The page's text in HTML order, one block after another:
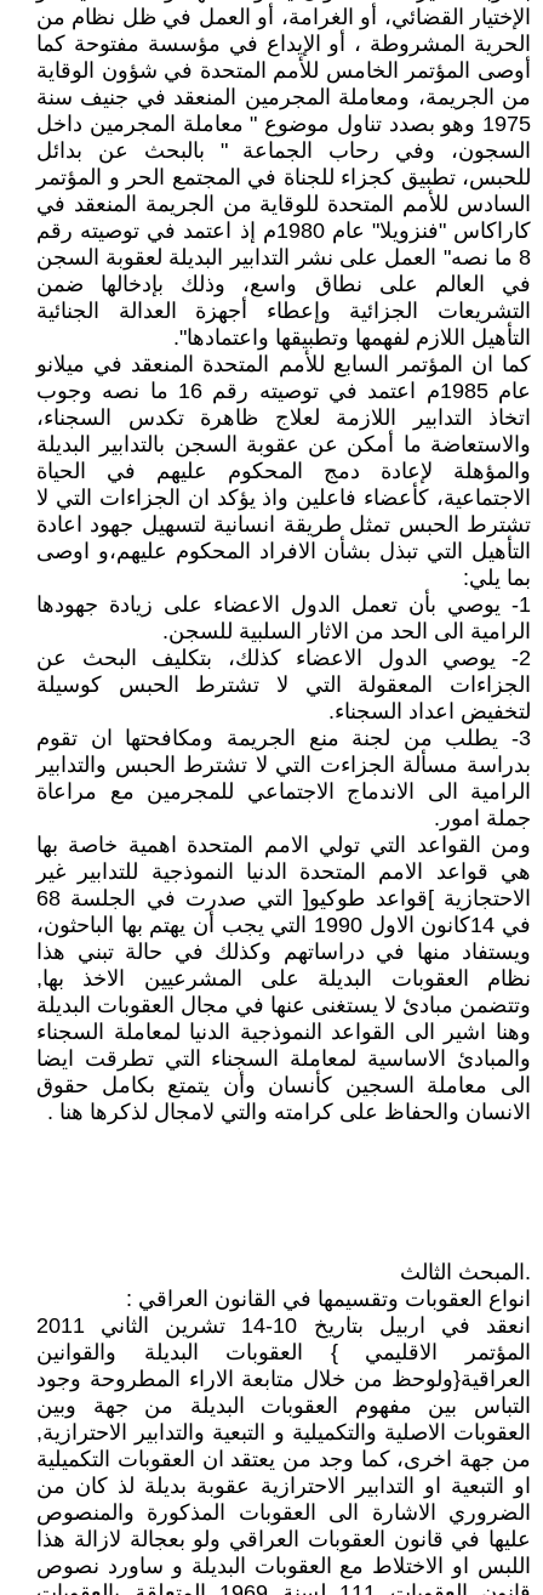
الإختيار القضائي، أو الغرامة، أو العمل في ظل نظام من
الحرية المشروطة ، أو الإيداع في مؤسسة مفتوحة كما
أوصى المؤتمر الخامس للأمم المتحدة في شؤون الوقاية
من الجريمة، ومعاملة المجرمين المنعقد في جنيف سنة
1975 وهو بصدد تناول موضوع " معاملة المجرمين داخل
السجون، وفي رحاب الجماعة " بالبحث عن بدائل
للحبس، تطبيق كجزاء للجناة في المجتمع الحر و المؤتمر
السادس للأمم المتحدة للوقاية من الجريمة المنعقد في
كاراكاس "فنزويلا" عام 1980م إذ اعتمد في توصيته رقم
8 ما نصه" العمل على نشر التدابير البديلة لعقوبة السجن
في العالم على نطاق واسع، وذلك بإدخالها ضمن
التشريعات الجزائية وإعطاء أجهزة العدالة الجنائية
التأهيل اللازم لفهمها وتطبيقها واعتمادها".
كما ان المؤتمر السابع للأمم المتحدة المنعقد في ميلانو
عام 1985م اعتمد في توصيته رقم 16 ما نصه وجوب
اتخاذ التدابير اللازمة لعلاج ظاهرة تكدس السجناء،
والاستعاضة ما أمكن عن عقوبة السجن بالتدابير البديلة
والمؤهلة لإعادة دمج المحكوم عليهم في الحياة
الاجتماعية، كأعضاء فاعلين واذ يؤكد ان الجزاءات التي لا
تشترط الحبس تمثل طريقة انسانية لتسهيل جهود اعادة
التأهيل التي تبذل بشأن الافراد المحكوم عليهم،و اوصى
بما يلي:
1- يوصي بأن تعمل الدول الاعضاء على زيادة جهودها
الرامية الى الحد من الاثار السلبية للسجن.
2- يوصي الدول الاعضاء كذلك، بتكليف البحث عن
الجزاءات المعقولة التي لا تشترط الحبس كوسيلة
لتخفيض اعداد السجناء.
3- يطلب من لجنة منع الجريمة ومكافحتها ان تقوم
بدراسة مسألة الجزاءت التي لا تشترط الحبس والتدابير
الرامية الى الاندماج الاجتماعي للمجرمين مع مراعاة
جملة امور.
ومن القواعد التي تولي الامم المتحدة اهمية خاصة بها
هي قواعد الامم المتحدة الدنيا النموذجية للتدابير غير
الاحتجازية ]قواعد طوكيو[ التي صدرت في الجلسة 68
في 14كانون الاول 1990 التي يجب أن يهتم بها الباحثون،
ويستفاد منها في دراساتهم وكذلك في حالة تبني هذا
نظام العقوبات البديلة على المشرعيين الاخذ بها,
وتتضمن مبادئ لا يستغنى عنها في مجال العقوبات البديلة
وهنا اشير الى القواعد النموذجية الدنيا لمعاملة السجناء
والمبادئ الاساسية لمعاملة السجناء التي تطرقت ايضا
الى معاملة السجين كأنسان وأن يتمتع بكامل حقوق
الانسان والحفاظ على كرامته والتي لامجال لذكرها هنا .
.المبحث الثالث
انواع العقوبات وتقسيمها في القانون العراقي :
انعقد في اربيل بتاريخ 10-14 تشرين الثاني 2011
المؤتمر الاقليمي } العقوبات البديلة والقوانين
العراقية{ولوحظ من خلال متابعة الاراء المطروحة وجود
التباس بين مفهوم العقوبات البديلة من جهة وبين
العقوبات الاصلية والتكميلية و التبعية والتدابير الاحترازية,
من جهة اخرى، كما وجد من يعتقد ان العقوبات التكميلية
او التبعية او التدابير الاحترازية عقوبة بديلة لذ كان من
الضروري الاشارة الى العقوبات المذكورة والمنصوص
عليها في قانون العقوبات العراقي ولو بعجالة لازالة هذا
اللبس او الاختلاط مع العقوبات البديلة و ساورد نصوص